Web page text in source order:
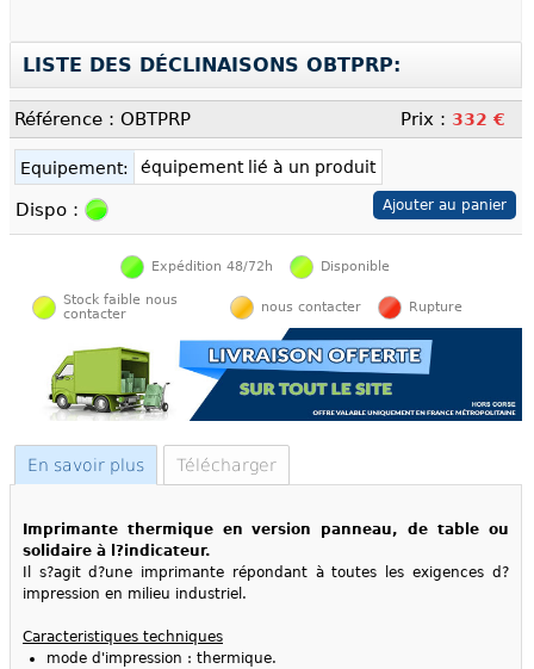
LISTE DES DÉCLINAISONS OBTPRP:
Référence : OBTPRP Prix : 332 €
Equipement: équipement lié à un produit
Dispo :
Expédition 48/72h Disponible
Stock faible nous
contacter
nous contacter Rupture
En savoir plus Télécharger
Imprimante thermique en version panneau, de table ou
solidaire à l?indicateur.
Il s?agit d?une imprimante répondant à toutes les exigences d?
impression en milieu industriel.
Caracteristiques techniques
mode d'impression : thermique.